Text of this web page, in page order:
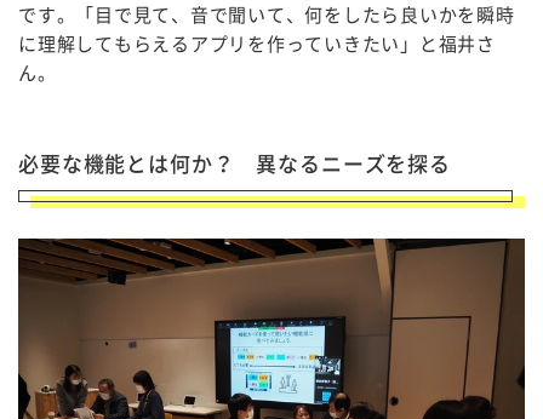
です。「目で見て、音で聞いて、何をしたら良いかを瞬時
に理解してもらえるアプリを作っていきたい」と福井さ
ん。
必要な機能とは何か？ 異なるニーズを探る